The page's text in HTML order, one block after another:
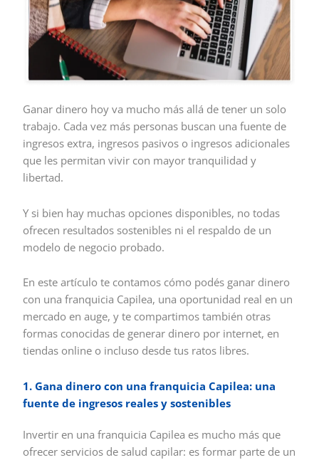
Ganar dinero hoy va mucho más allá de tener un solo
trabajo. Cada vez más personas buscan una fuente de
ingresos extra, ingresos pasivos o ingresos adicionales
que les permitan vivir con mayor tranquilidad y
libertad.
Y si bien hay muchas opciones disponibles, no todas
ofrecen resultados sostenibles ni el respaldo de un
modelo de negocio probado.
En este artículo te contamos cómo podés ganar dinero
con una franquicia Capilea, una oportunidad real en un
mercado en auge, y te compartimos también otras
formas conocidas de generar dinero por internet, en
tiendas online o incluso desde tus ratos libres.
1. Gana dinero con una franquicia Capilea: una
fuente de ingresos reales y sostenibles
Invertir en una franquicia Capilea es mucho más que
ofrecer servicios de salud capilar: es formar parte de un